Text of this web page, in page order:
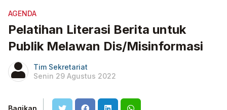
AGENDA
Pelatihan Literasi Berita untuk
Publik Melawan Dis/Misinformasi
Tim Sekretariat
Senin 29 Agustus 2022
Bagikan